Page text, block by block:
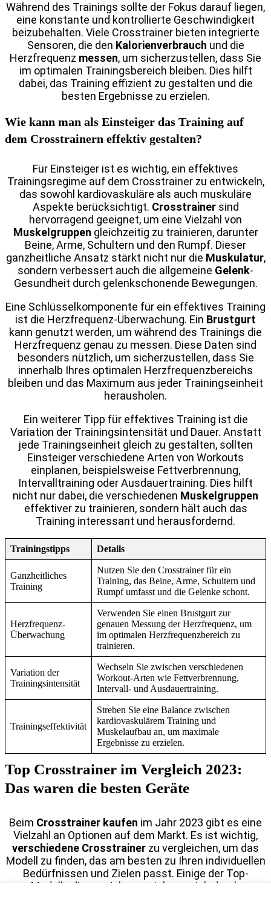
Während des Trainings sollte der Fokus darauf liegen,
eine konstante und kontrollierte Geschwindigkeit
beizubehalten. Viele Crosstrainer bieten integrierte
Sensoren, die den Kalorienverbrauch und die
Herzfrequenz messen, um sicherzustellen, dass Sie
im optimalen Trainingsbereich bleiben. Dies hilft
dabei, das Training effizient zu gestalten und die
besten Ergebnisse zu erzielen.
Wie kann man als Einsteiger das Training auf
dem Crosstrainern effektiv gestalten?
Für Einsteiger ist es wichtig, ein effektives
Trainingsregime auf dem Crosstrainer zu entwickeln,
das sowohl kardiovaskuläre als auch muskuläre
Aspekte berücksichtigt. Crosstrainersind
hervorragend geeignet, um eine Vielzahl von
Muskelgruppen gleichzeitig zu trainieren, darunter
Beine, Arme, Schultern und den Rumpf. Dieser
ganzheitliche Ansatz stärkt nicht nur die Muskulatur,
sondern verbessert auch die allgemeine Gelenk-
Gesundheit durch gelenkschonende Bewegungen.
Eine Schlüsselkomponente für ein effektives Training
ist die Herzfrequenz-Überwachung. Ein Brustgurt
kann genutzt werden, um während des Trainings die
Herzfrequenz genau zu messen. Diese Daten sind
besonders nützlich, um sicherzustellen, dass Sie
innerhalb Ihres optimalen Herzfrequenzbereichs
bleiben und das Maximum aus jeder Trainingseinheit
herausholen.
Ein weiterer Tipp für effektives Training ist die
Variation der Trainingsintensität und Dauer. Anstatt
jede Trainingseinheit gleich zu gestalten, sollten
Einsteiger verschiedene Arten von Workouts
einplanen, beispielsweise Fettverbrennung,
Intervalltraining oder Ausdauertraining. Dies hilft
nicht nur dabei, die verschiedenen Muskelgruppen
effektiver zu trainieren, sondern hält auch das
Training interessant und herausfordernd.
Trainingstipps Details
Ganzheitliches
Training
Nutzen Sie den Crosstrainer für ein
Training, das Beine, Arme, Schultern und
Rumpf umfasst und die Gelenke schont.
Herzfrequenz-
Überwachung
Verwenden Sie einen Brustgurt zur
genauen Messung der Herzfrequenz, um
im optimalen Herzfrequenzbereich zu
trainieren.
Variation der
Trainingsintensität
Wechseln Sie zwischen verschiedenen
Workout-Arten wie Fettverbrennung,
Intervall- und Ausdauertraining.
Trainingseffektivität
Streben Sie eine Balance zwischen
kardiovaskulärem Training und
Muskelaufbau an, um maximale
Ergebnisse zu erzielen.
Top Crosstrainer im Vergleich 2023:
Das waren die besten Geräte
Beim Crosstrainer kaufen im Jahr 2023 gibt es eine
Vielzahl an Optionen auf dem Markt. Es ist wichtig,
verschiedene Crosstrainer zu vergleichen, um das
Modell zu finden, das am besten zu Ihren individuellen
Bedürfnissen und Zielen passt. Einige der Top-
Modelle dieses Jahres zeichnen sich durch